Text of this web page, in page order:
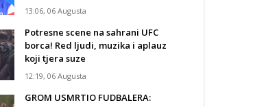
13:06, 06 Augusta
Potresne scene na sahrani UFC
borca! Red ljudi, muzika i aplauz
koji tjera suze
12:19, 06 Augusta
GROM USMRTIO FUDBALERA: